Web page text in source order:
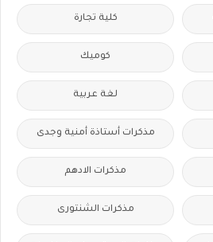
كلية تجارة
كوميك
لغة عربية
مذكرات أستاذة أمنية وجدى
مذكرات الادهم
مذكرات الشنتورى